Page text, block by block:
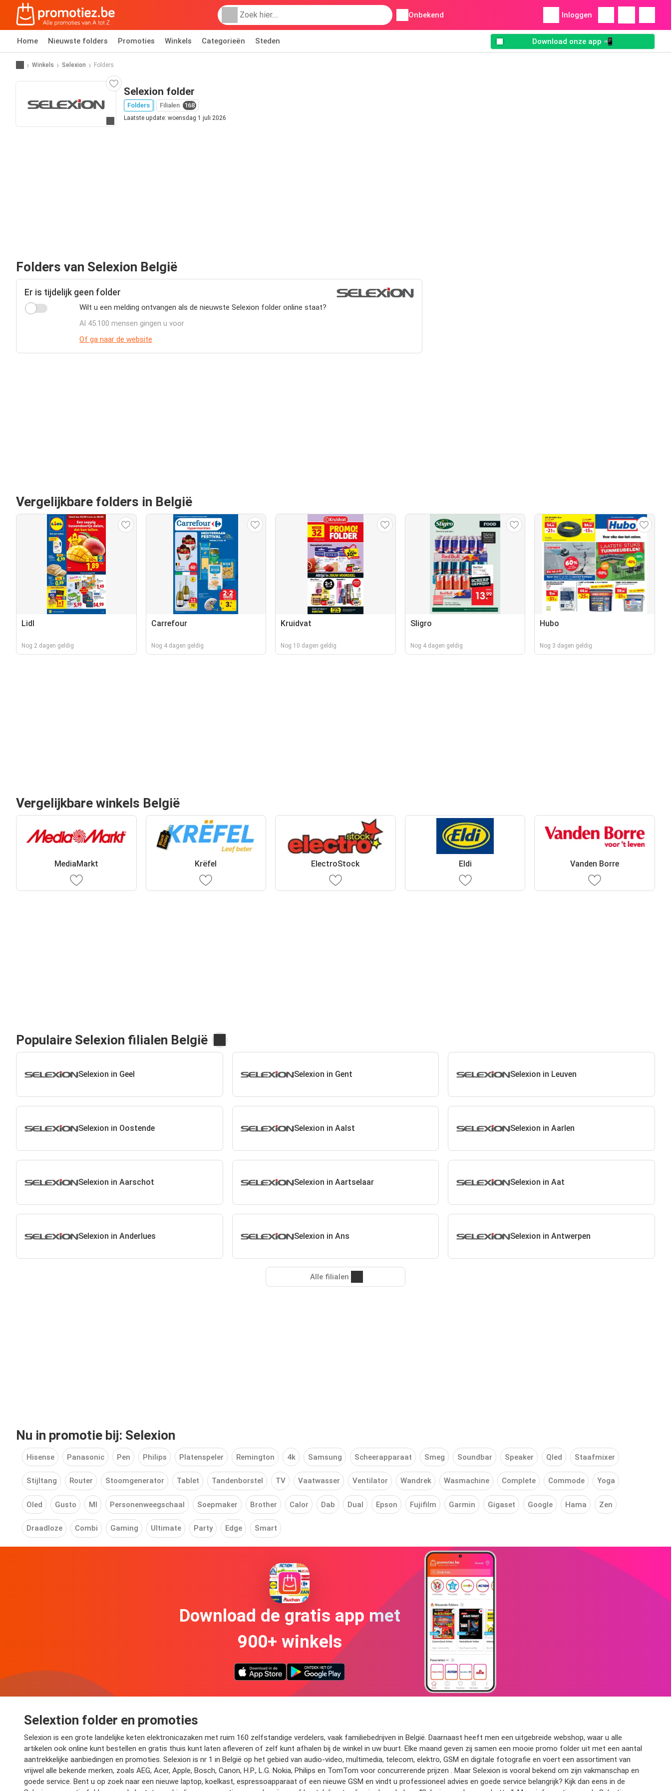
Onbekend Inloggen
Home Nieuwste folders Promoties Winkels Categorieën Steden Download onze app 📲
Winkels Selexion Folders
Ga naar website
Selexion folder
Folders Filialen 168
Laatste update: woensdag 1 juli 2026
Folders van Selexion België
Er is tijdelijk geen folder
Wilt u een melding ontvangen als de nieuwste Selexion folder online staat?
Al 45.100 mensen gingen u voor
Of ga naar de website
Vergelijkbare folders in België
Lidl
Nog 2 dagen geldig
Carrefour
Nog 4 dagen geldig
Kruidvat
Nog 10 dagen geldig
Sligro
Nog 4 dagen geldig
Hubo
Nog 3 dagen geldig
Vergelijkbare winkels België
MediaMarkt Krëfel ElectroStock Eldi Vanden Borre
Populaire Selexion filialen België
Selexion in Geel Selexion in Gent Selexion in Leuven
Selexion in Oostende Selexion in Aalst Selexion in Aarlen
Selexion in Aarschot Selexion in Aartselaar Selexion in Aat
Selexion in Anderlues Selexion in Ans Selexion in Antwerpen
Alle filialen
Nu in promotie bij: Selexion
Hisense Panasonic Pen Philips Platenspeler Remington 4k Samsung Scheerapparaat Smeg Soundbar Speaker Qled Staafmixer
Stijltang Router Stoomgenerator Tablet Tandenborstel TV Vaatwasser Ventilator Wandrek Wasmachine Complete Commode Yoga
Oled Gusto MI Personenweegschaal Soepmaker Brother Calor Dab Dual Epson Fujifilm Garmin Gigaset Google Hama Zen
Draadloze Combi Gaming Ultimate Party Edge Smart
Download de gratis app met
900+ winkels
Selextion folder en promoties
Selexion is een grote landelijke keten elektronicazaken met ruim 160 zelfstandige verdelers, vaak familiebedrijven in België. Daarnaast heeft men een uitgebreide webshop, waar u alle
artikelen ook online kunt bestellen en gratis thuis kunt laten afleveren of zelf kunt afhalen bij de winkel in uw buurt. Elke maand geven zij samen een mooie promo folder uit met een aantal
aantrekkelijke aanbiedingen en promoties. Selexion is nr 1 in België op het gebied van audio-video, multimedia, telecom, elektro, GSM en digitale fotografie en voert een assortiment van
vrijwel alle bekende merken, zoals AEG, Acer, Apple, Bosch, Canon, H.P., L.G. Nokia, Philips en TomTom voor concurrerende prijzen . Maar Selexion is vooral bekend om zijn vakmanschap en
goede service. Bent u op zoek naar een nieuwe laptop, koelkast, espressoapparaat of een nieuwe GSM en vindt u professioneel advies en goede service belangrijk? Kijk dan eens in de